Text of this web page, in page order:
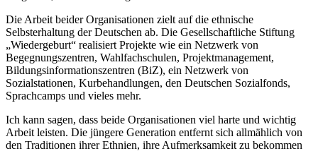
Die Arbeit beider Organisationen zielt auf die ethnische
Selbsterhaltung der Deutschen ab. Die Gesellschaftliche Stiftung
„Wiedergeburt“ realisiert Projekte wie ein Netzwerk von
Begegnungszentren, Wahlfachschulen, Projektmanagement,
Bildungsinformationszentren (BiZ), ein Netzwerk von
Sozialstationen, Kurbehandlungen, den Deutschen Sozialfonds,
Sprachcamps und vieles mehr.
Ich kann sagen, dass beide Organisationen viel harte und wichtig
Arbeit leisten. Die jüngere Generation entfernt sich allmählich von
den Traditionen ihrer Ethnien, ihre Aufmerksamkeit zu bekommen